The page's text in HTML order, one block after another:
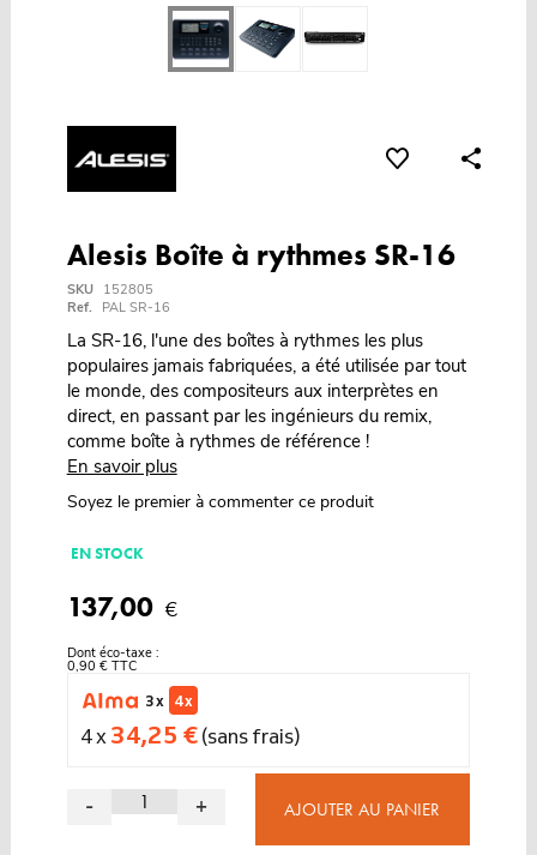
Alesis Boîte à rythmes SR-16
SKU
152805
Ref.
PAL SR-16
La SR-16, l'une des boîtes à rythmes les plus
populaires jamais fabriquées, a été utilisée par tout
le monde, des compositeurs aux interprètes en
direct, en passant par les ingénieurs du remix,
comme boîte à rythmes de référence !
En savoir plus
Soyez le premier à commenter ce produit
EN STOCK
137,00 €
Dont éco-taxe :
0,90 € TTC
3 x
4 x
4 x 34,25 €(sans frais)
- + AJOUTER AU PANIER